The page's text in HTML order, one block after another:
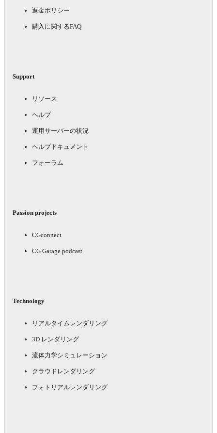
返金ポリシー
購入に関するFAQ
Support
リソース
ヘルプ
運用サーバーの状況
ヘルプドキュメント
フォーラム
Passion projects
CGconnect
CG Garage podcast
Technology
リアルタイムレンダリング
3D レンダリング
流体力学シミュレーション
クラウドレンダリング
フォトリアルレンダリング